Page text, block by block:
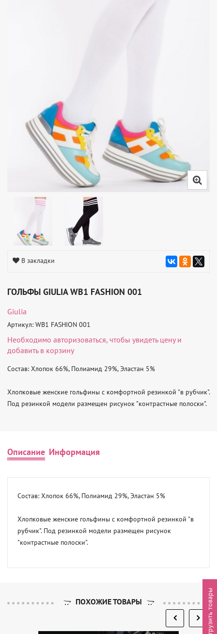
В закладки
ГОЛЬФЫ GIULIA WB1 FASHION 001
Giulia
Артикул: WB1 FASHION 001
Необходимо авторизоваться, чтобы увидеть цену и
добавить в корзину
Состав: Хлопок 66%, Полиамид 29%, Эластан 5%
Хлопковые женские гольфины с комфортной резинкой "в рубчик".
Под резинкой модели размещен рисунок "контрастные полоски".
Описание Информация
Состав: Хлопок 66%, Полиамид 29%, Эластан 5%
Хлопковые женские гольфины с комфортной резинкой "в
рубчик". Под резинкой модели размещен рисунок
"контрастные полоски".
ПОХОЖИЕ ТОВАРЫ Выгрузить товары